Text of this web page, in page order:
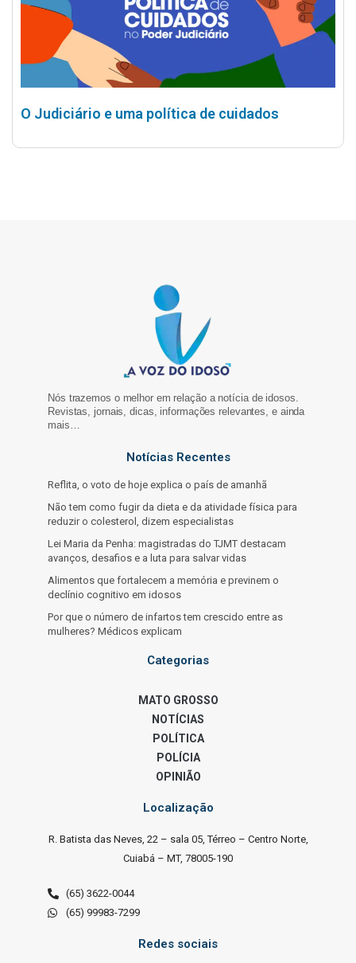
O Judiciário e uma política de cuidados
Nós trazemos o melhor em relação a notícia de idosos.
Revistas, jornais, dicas, informações relevantes, e ainda
mais…
Notícias Recentes
Reflita, o voto de hoje explica o país de amanhã
Não tem como fugir da dieta e da atividade física para
reduzir o colesterol, dizem especialistas
Lei Maria da Penha: magistradas do TJMT destacam
avanços, desafios e a luta para salvar vidas
Alimentos que fortalecem a memória e previnem o
declínio cognitivo em idosos
Por que o número de infartos tem crescido entre as
mulheres? Médicos explicam
Categorias
MATO GROSSO
NOTÍCIAS
POLÍTICA
POLÍCIA
OPINIÃO
Localização
R. Batista das Neves, 22 – sala 05, Térreo – Centro Norte,
Cuiabá – MT, 78005-190
(65) 3622-0044
(65) 99983-7299
Redes sociais